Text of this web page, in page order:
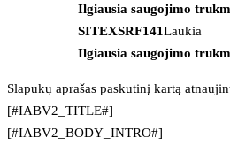
Ilgiausia saugojimo
SITEXSRF141Laukia
Ilgiausia saugojimo
Slapukų aprašas paskutinį kartą
[#IABV2_TITLE#]
[#IABV2_BODY_INTRO#]